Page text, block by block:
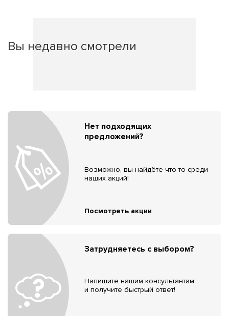
Вы недавно смотрели
Нет подходящих
предложений?
Возможно, вы найдёте что-то среди
наших акций!
Посмотреть акции
Затрудняетесь с выбором?
Напишите нашим консультантам
и получите быстрый ответ!